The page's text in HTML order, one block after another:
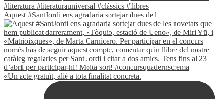
Aquest #SantJordi ens agradaria sortejar dues de l
«Un acte gratuït, aliè a tota finalitat concreta.